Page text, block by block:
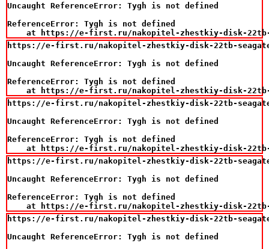
Uncaught ReferenceError: Tygh is not defined
ReferenceError: Tygh is not defined
at https://e-first.ru/nakopitel-zhestkiy-disk-
https://e-first.ru/nakopitel-zhestkiy-disk-22tb-seagate-
Uncaught ReferenceError: Tygh is not defined
ReferenceError: Tygh is not defined
at https://e-first.ru/nakopitel-zhestkiy-disk-
https://e-first.ru/nakopitel-zhestkiy-disk-22tb-seagate-
Uncaught ReferenceError: Tygh is not defined
ReferenceError: Tygh is not defined
at https://e-first.ru/nakopitel-zhestkiy-disk-
https://e-first.ru/nakopitel-zhestkiy-disk-22tb-seagate-
Uncaught ReferenceError: Tygh is not defined
ReferenceError: Tygh is not defined
at https://e-first.ru/nakopitel-zhestkiy-disk-
https://e-first.ru/nakopitel-zhestkiy-disk-22tb-seagate-
Uncaught ReferenceError: Tygh is not defined